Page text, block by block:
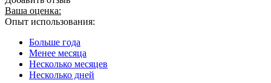
Ваша оценка:
Опыт использования:
Больше года
Менее месяца
Несколько месяцев
Несколько дней